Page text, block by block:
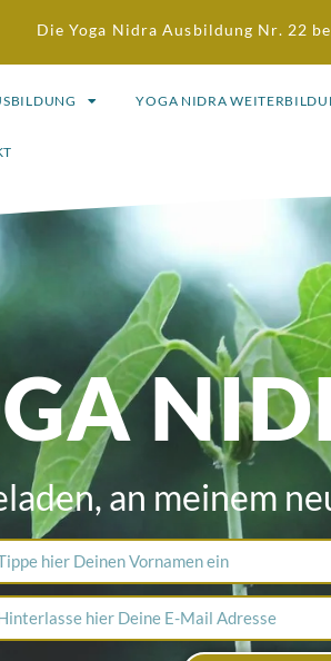
Die Yoga Nidra Ausbildung Nr. 22
YOGA NIDRA
an meinem